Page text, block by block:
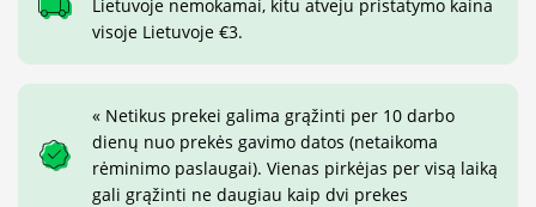
Lietuvoje nemokamai, kitu atveju pristatymo kaina
visoje Lietuvoje €3.
« Netikus prekei galima grąžinti per 10 darbo
dienų nuo prekės gavimo datos (netaikoma
rėminimo paslaugai). Vienas pirkėjas per visą laiką
gali grąžinti ne daugiau kaip dvi prekes